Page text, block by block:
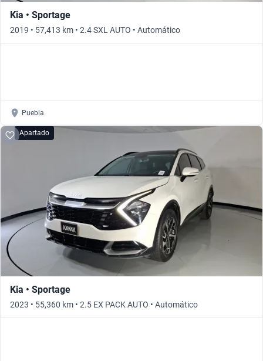
Kia • Sportage
2019 • 57,413 km • 2.4 SXL AUTO • Automático
Puebla
Apartado
Kia • Sportage
2023 • 55,360 km • 2.5 EX PACK AUTO • Automático